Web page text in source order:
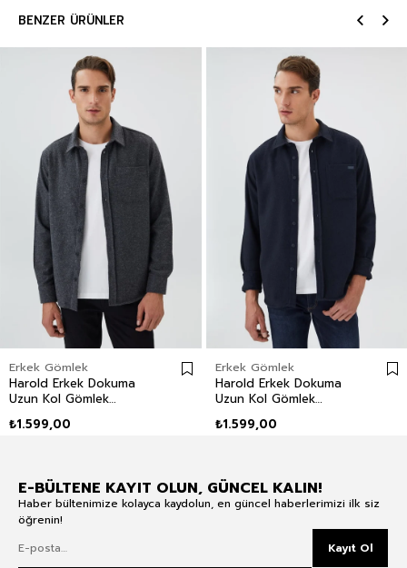
BENZER ÜRÜNLER
Erkek Gömlek
Harold Erkek Dokuma
Uzun Kol Gömlek
₺1.599,00
Erkek Gömlek
Harold Erkek Dokuma
Uzun Kol Gömlek
₺1.599,00
E-BÜLTENE KAYIT OLUN, GÜNCEL KALIN!
Haber bültenimize kolayca kaydolun, en güncel haberlerimizi ilk siz
öğrenin!
Kayıt Ol